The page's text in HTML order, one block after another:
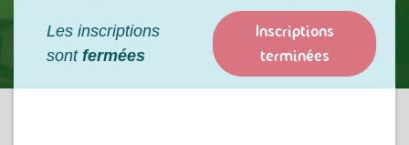
Les inscriptions
sont fermées
Inscriptions
terminées